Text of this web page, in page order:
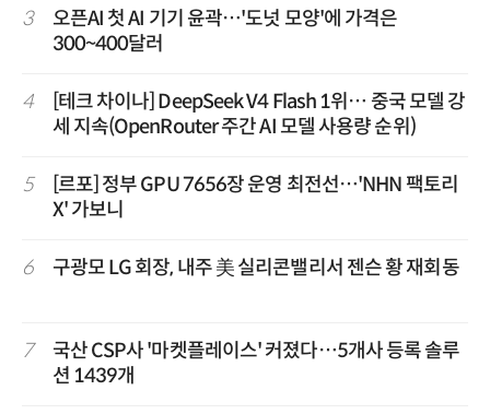
3
오픈AI 첫 AI 기기 윤곽…'도넛 모양'에 가격은
300~400달러
4
[테크 차이나] DeepSeek V4 Flash 1위… 중국 모델 강
세 지속(OpenRouter 주간 AI 모델 사용량 순위)
5
[르포] 정부 GPU 7656장 운영 최전선…'NHN 팩토리
X' 가보니
6 구광모 LG 회장, 내주 美 실리콘밸리서 젠슨 황 재회동
7
국산 CSP사 '마켓플레이스' 커졌다…5개사 등록 솔루
션 1439개